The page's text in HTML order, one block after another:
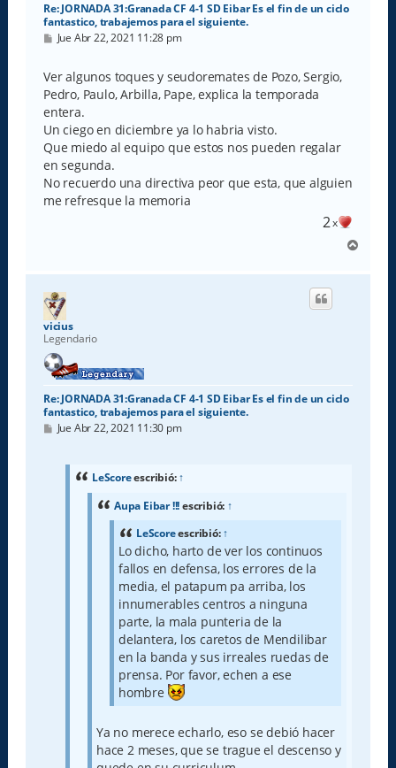
Re: JORNADA 31:Granada CF 4-1 SD Eibar Es el fin de un ciclo
fantastico, trabajemos para el siguiente.
M
s
a
j
e
Jue Abr 22, 2021 11:28 pm
Ver algunos toques y seudoremates de Pozo, Sergio,
Pedro, Paulo, Arbilla, Pape, explica la temporada
entera.
Un ciego en diciembre ya lo habria visto.
Que miedo al equipo que estos nos pueden regalar
en segunda.
No recuerdo una directiva peor que esta, que alguien
me refresque la memoria
2x
r
vicius
Legendario
Re: JORNADA 31:Granada CF 4-1 SD Eibar Es el fin de un ciclo
fantastico, trabajemos para el siguiente.
M
Jue Abr 22, 2021 11:30 pm
LeScoreescribió:↑
Aupa Eibar !!!escribió: ↑
LeScoreescribió:↑
Lo dicho, harto de ver los continuos
fallos en defensa, los errores de la
media, el patapum pa arriba, los
innumerables centros a ninguna
parte, la mala punteria de la
delantera, los caretos de Mendilibar
en la banda y sus irreales ruedas de
prensa. Por favor, echen a ese
hombre
Ya no merece echarlo, eso se debió hacer
hace 2 meses, que se trague el descenso y